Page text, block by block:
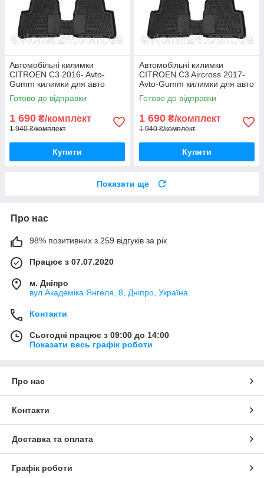
Автомобільні килимки
CITROEN C3 2016- Avto-
Gumm килимки для авто
СІТРОЕН С3 2016- Автогум
Готово до відправки
1 690 ₴/комплект
1 940 ₴/комплект
Купити
Автомобільні килимки
CITROEN C3 Aircross 2017-
Avto-Gumm килимки для авто
СІТРОЕН С3 Ейркросс 2017-
Автогум
Готово до відправки
1 690 ₴/комплект
1 940 ₴/комплект
Купити
Показати ще
Про нас
98% позитивних з 259 відгуків за рік
Працює з 07.07.2020
м. Дніпро
вул Академіка Янгеля, 8, Дніпро, Україна
Контакти
Сьогодні працює з 09:00 до 14:00
Показати весь графік роботи
Про нас
Контакти
Доставка та оплата
Графік роботи